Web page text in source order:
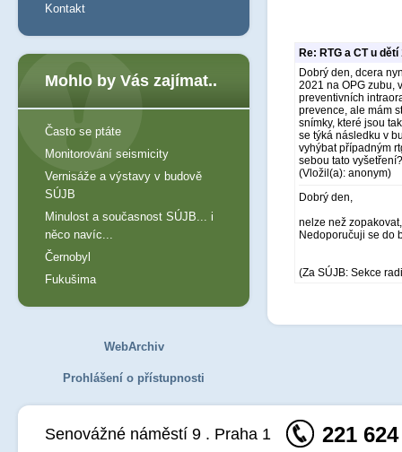
Re: RTG a CT u dětí
Dobrý den, dcera
2021 na OPG zubu,
preventivních
prevence, ale mám
snímky, které jsou
se týká následku v
vyhýbat případným
sebou tato
(Vložil(a): anonym)
Dobrý den,
nelze než
Nedoporučuji se do
(Za SÚJB: Sekce
Kontakt
Mohlo by Vás zajímat..
Často se ptáte
Monitorování seismicity
Vernisáže a výstavy v budově
SÚJB
Minulost a současnost SÚJB... i
něco navíc...
Černobyl
Fukušima
WebArchiv
Prohlášení o přístupnosti
Senovážné náměstí 9 . Praha 1 221